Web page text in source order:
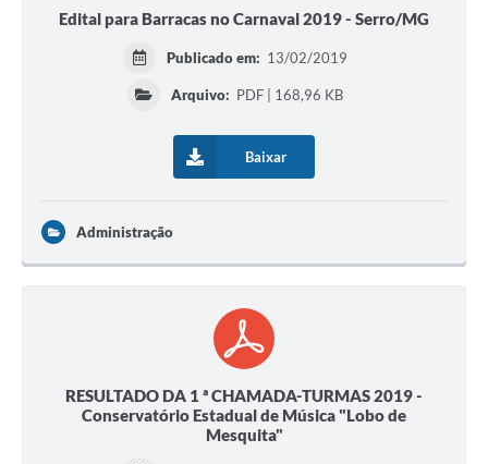
Edital para Barracas no Carnaval 2019 - Serro/MG
Publicado em: 13/02/2019
Arquivo: PDF | 168,96 KB
Baixar
Administração
RESULTADO DA 1 ª CHAMADA-TURMAS 2019 -
Conservatório Estadual de Música "Lobo de
Mesquita"